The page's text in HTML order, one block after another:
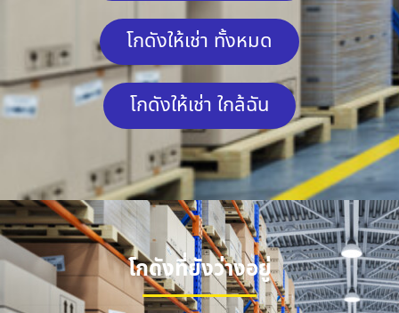
โกดังให้เช่า ทั้งหมด
โกดังให้เช่า ใกล้ฉัน
โกดังที่ยังว่างอยู่